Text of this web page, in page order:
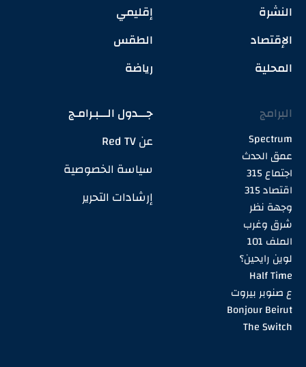
النشرة
الإقتصاد
المحلية
إقليمي
الطقس
رياضة
البرامج
Spectrum
عمق الحدث
اجتماع 315
اقتصاد 315
وجهة نظر
شرق وغرب
الملف 101
لوين رايحين؟
Half Time
ع صنوبر بيروت
Bonjour Beirut
The Switch
جـــدول الـــبـرامـج
عن Red TV
سياسة الخصوصية
إرشادات التحرير